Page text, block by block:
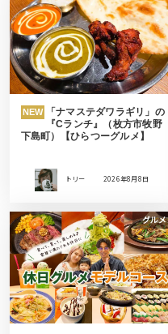
NEW
「ナマステダワラギリ」の
『Cランチ』（枚方市牧野
下島町）【ひらつーグルメ】
トリー 2026年8月8日
グルメ